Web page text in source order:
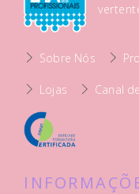
Sobre Nós
Lojas Canal